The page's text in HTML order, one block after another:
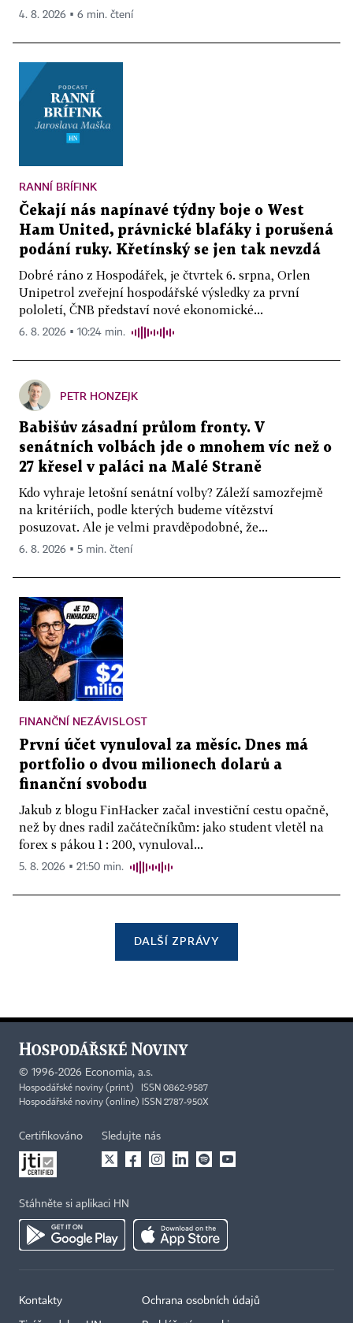
4. 8. 2026 ▪ 6 min. čtení
RANNÍ BRÍFINK
Čekají nás napínavé týdny boje o West
Ham United, právnické blafáky i porušená
podání ruky. Křetínský se jen tak nevzdá
Dobré ráno z Hospodářek, je čtvrtek 6. srpna, Orlen
Unipetrol zveřejní hospodářské výsledky za první
pololetí, ČNB představí nové ekonomické...
6. 8. 2026 ▪ 10:24 min.
PETR HONZEJK
Babišův zásadní průlom fronty. V
senátních volbách jde o mnohem víc než o
27 křesel v paláci na Malé Straně
Kdo vyhraje letošní senátní volby? Záleží samozřejmě
na kritériích, podle kterých budeme vítězství
posuzovat. Ale je velmi pravděpodobné, že...
6. 8. 2026 ▪ 5 min. čtení
FINANČNÍ NEZÁVISLOST
První účet vynuloval za měsíc. Dnes má
portfolio o dvou milionech dolarů a
finanční svobodu
Jakub z blogu FinHacker začal investiční cestu opačně,
než by dnes radil začátečníkům: jako student vletěl na
forex s pákou 1 : 200, vynuloval...
5. 8. 2026 ▪ 21:50 min.
DALŠÍ ZPRÁVY
© 1996-2026 Economia, a.s.
Hospodářské noviny (print) ISSN 0862-9587
Hospodářské noviny (online) ISSN 2787-950X
Certifikováno Sledujte nás
Stáhněte si aplikaci HN
Kontakty Ochrana osobních údajů